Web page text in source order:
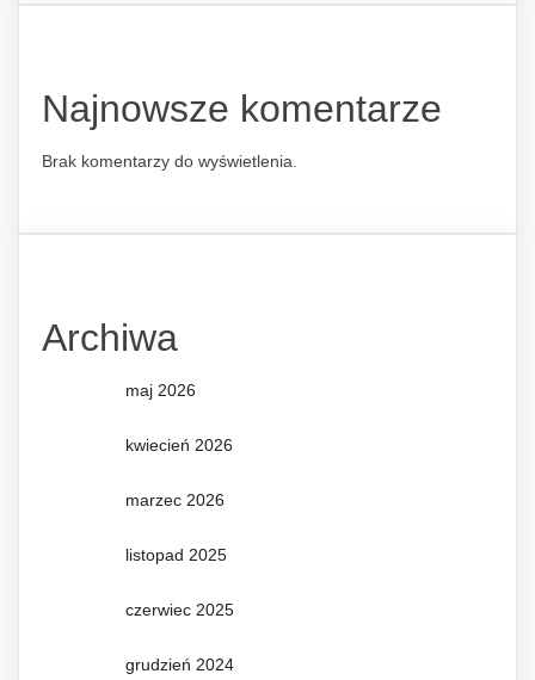
Najnowsze komentarze
Brak komentarzy do wyświetlenia.
Archiwa
maj 2026
kwiecień 2026
marzec 2026
listopad 2025
czerwiec 2025
grudzień 2024